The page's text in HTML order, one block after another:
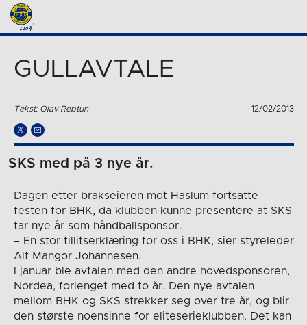
GULLAVTALE
Tekst: Olav Rebtun 12/02/2013
SKS med på 3 nye år.
Dagen etter brakseieren mot Haslum fortsatte
festen for BHK, da klubben kunne presentere at SKS
tar nye år som håndballsponsor.
– En stor tillitserklæring for oss i BHK, sier styreleder
Alf Mangor Johannesen.
I januar ble avtalen med den andre hovedsponsoren,
Nordea, forlenget med to år. Den nye avtalen
mellom BHK og SKS strekker seg over tre år, og blir
den største noensinne for eliteserieklubben. Det kan